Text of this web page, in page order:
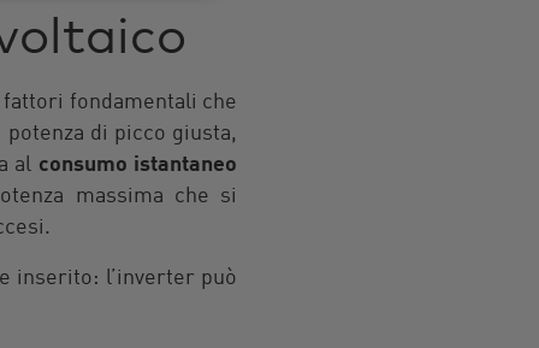
fondamentali che
di picco giusta,
al consumo istantaneo
massima che si
inserito: l’inverter può